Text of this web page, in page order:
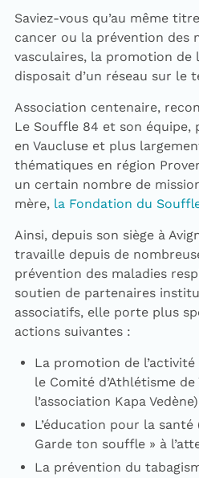
Saviez-vous qu’au même
cancer ou la prévention des
vasculaires, la promotion de
disposait d’un réseau sur le
Association centenaire,
Le Souffle 84 et son équipe,
en Vaucluse et plus
thématiques en région
un certain nombre de
mère, la Fondation du
Ainsi, depuis son siège à
travaille depuis de
prévention des maladies
soutien de partenaires
associatifs, elle porte plus
actions suivantes :
La promotion de
le Comité d’Athlétisme
l’association Kapa
L’éducation pour la
Garde ton souffle » à
La prévention du